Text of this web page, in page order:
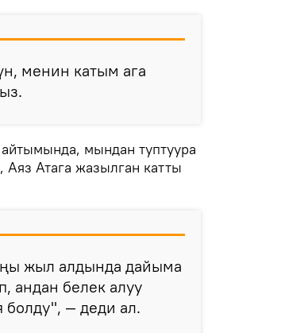
менин катым ага
мындан туптуура
Атага жазылган катты
жыл алдында дайыма
андан белек алуу
болду", — деди ал.